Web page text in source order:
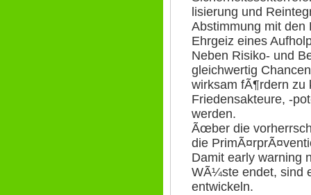
lisierung und
Abstimmung mit den
Ehrgeiz eines
Neben Risiko- und
gleichwertig
wirksam fÃ¶rdern
Friedensakteure, -
werden.
Ãœber die
die
Damit early warning
WÃ¼ste endet, sind
entwickeln.